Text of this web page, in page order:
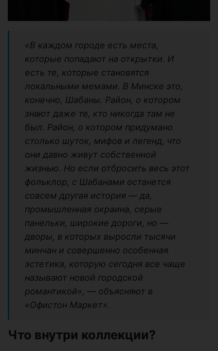
«В каждом городе есть места,
которые попадают на открытки. И
есть те, которые становятся
локальными мемами. В Минске это,
конечно, Шабаны. Район, о котором
знают даже те, кто никогда там не
был. Район, о котором придумано
столько шуток, мифов и легенд, что
они давно живут собственной
жизнью. Но если отбросить весь этот
фольклор, с Шабанами останется
совсем другая история — да,
промышленная окраина, серые
панельки, широкие дороги, но —
дворы, в которых выросли тысячи
минчан и совершенно особенная
эстетика, которую сегодня все чаще
называют новой городской
романтикой», — объясняют в
«Офистон Маркет».
Что внутри коллекции?